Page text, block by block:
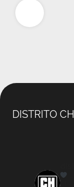
DISTRITO CH